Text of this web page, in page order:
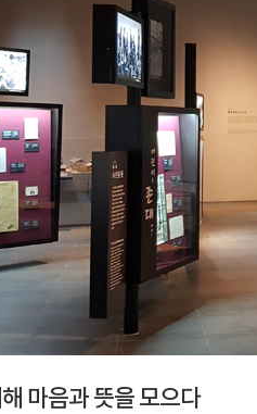
마음과 뜻을 모으다